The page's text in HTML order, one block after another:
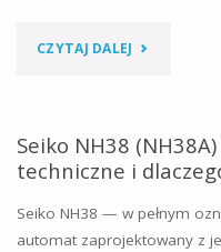
ZEGARKACH"
CZYTAJ DALEJ "RONDA
OPINIE,
DANE
Seiko NH38
techniczne i
Seiko NH38 — w pełnym
automat zaprojektowany z